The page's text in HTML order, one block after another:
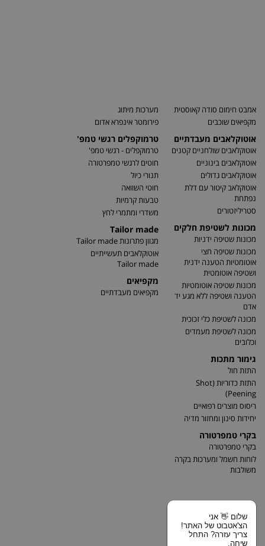
אמבט חימום סודה קאוסטית
מקפיאים שוכבים
אוטוקלאבים מעבדתיים
אוטוקלאבים שולחניים קטנים
אוטוקלאבים בינוניים
אוטוקלאבים גדולים
אוטוקלאב קיטור עם דלת
נפתחת
סטריליזטורים
מכונות לשטיפת חלקים
מכונות שטיפה ידניות
מכונות שטיפה חצי
אוטומטיות הטענה ידנית
ושטיפה אוטומטית
מכונות שטיפה אוטומטיות
הטענה ושטיפה ללא מגע יד
אדם
מכונה לשטיפת כלי זכוכית
מכונה לשטיפת מעמדים
וכלובים
גימור מתכות
התזת חול
התזת כדוריות (Shot
Peening)
ריסוס מוצרים רפואיים
יחידות סינון ומחזור מדיה
בקרי טמפרטורה
בקרי טמפרטורה
לוחות חשמל ומערכות בקרה
משולבות
מערכות מיתוג
פירומטר אינפרא אדום
טרמוקפלים רגשי טמפ'
טרמוקפלים - רגשי טמפ'
חוטים לרגשי טמפרטורה
תנורי כיול
חוטי השוואה
טבעות קרמיות
משדרי ומתמרי לחץ
Tailor made
מגוון פתרונות Tailor made
אוטוקלאבים תעשייתיים
Tailor made
מקפיאים
מקפיאים מעבדתיים
שלום 👋 אני
הצ'אטבוט של האתר!
צריך עזרה? התחל
שיחה.